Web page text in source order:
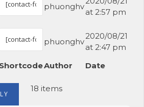
phuonghv
at 2:57 pm
phuonghv
2020/08/21
at 2:47 pm
ShortcodeAuthor Date
18 items